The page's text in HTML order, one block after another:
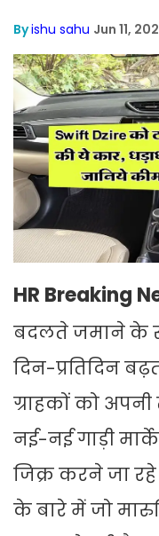
Byishu sahu Jun 11,
HR Breaking
बदलते जमाने के
दिन-प्रतिदिन
ग्राहकों को
नई-नई गाड़ी
जिक्र करने जा
के बारे में जो